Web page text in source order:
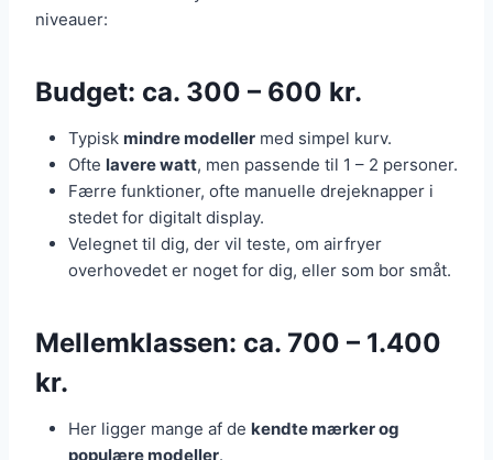
niveauer:
Budget: ca. 300 – 600 kr.
Typisk mindre modeller med simpel kurv.
Ofte lavere watt, men passende til 1 – 2 personer.
Færre funktioner, ofte manuelle drejeknapper i
stedet for digitalt display.
Velegnet til dig, der vil teste, om airfryer
overhovedet er noget for dig, eller som bor småt.
Mellemklassen: ca. 700 – 1.400
kr.
Her ligger mange af de kendte mærker og
populære modeller.